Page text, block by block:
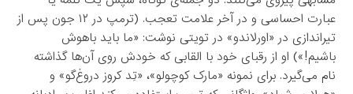
عبارت احساسی و در آخر علامت تعجب. (ترمپ در ۱۲ جون پس از
تیراندازی در «اورلاندو» در تویتی نوشت: «ما باید باهوش
باشیم!») او از رقبای خود با القابی که خودش روی آن‌ها گذاشته
نام می‌گیرد. برای نمونه «مارک کوچولو»، «تِد کروز دروغ‌گو» و